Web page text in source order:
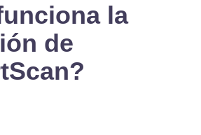
la
de